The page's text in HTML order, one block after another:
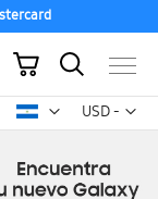
USD -
dólar
Mi carrito